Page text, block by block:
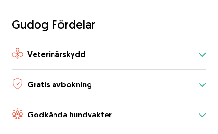
Gudog Fördelar
Veterinärskydd
Gratis avbokning
Godkända hundvakter